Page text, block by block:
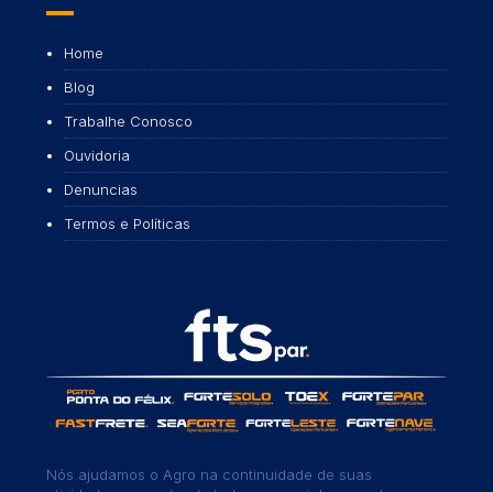
Home
Blog
Trabalhe Conosco
Ouvidoria
Denuncias
Termos e Políticas
Nós ajudamos o Agro na continuidade de suas